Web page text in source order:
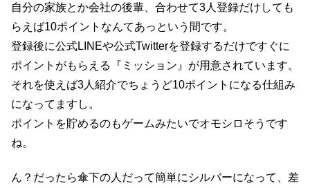
自分の家族とか会社の後輩、合わせて3人登録だけしても
らえば10ポイントなんてあっという間です。
登録後に公式LINEや公式Twitterを登録するだけですぐに
ポイントがもらえる『ミッション』が用意されています。
それを使えば3人紹介でちょうど10ポイントになる仕組み
になってますし。
ポイントを貯めるのもゲームみたいでオモシロそうです
ね。
ん？だったら傘下の人だって簡単にシルバーになって、差